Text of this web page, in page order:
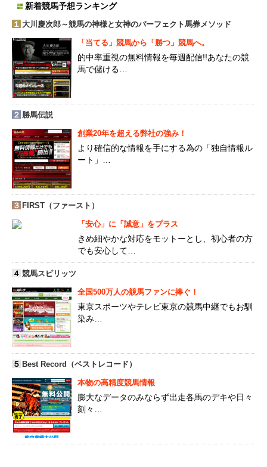
新着競馬予想ランキング
１ 大川慶次郎～競馬の神様と女神のパーフェクト馬券メソッド
「当てる」競馬から「勝つ」競馬へ。
的中率重視の無料情報を毎週配信!!あなたの競
馬で儲ける…
２ 勝馬伝説
創業20年を超える弊社の強み！
より確信的な情報を手にする為の「独自情報ル
ート」…
３ FIRST（ファースト）
「安心」に「誠意」をプラス
きめ細やかな対応をモットーとし、初心者の方
でも安心して…
４ 競馬スピリッツ
全国500万人の競馬ファンに捧ぐ！
東京スポーツやテレビ東京の競馬中継でもお馴
染み…
５ Best Record（ベストレコード）
本物の高精度競馬情報
膨大なデータのみならず出走各馬のデキや日々
刻々…